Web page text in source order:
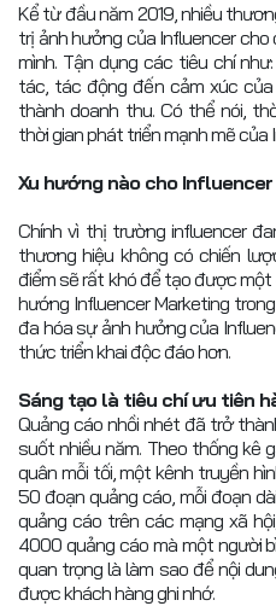
Kể từ đầu năm 2019, nhiều
trị ảnh hưởng của Influencer
mình. Tận dụng các tiêu chí
tác, tác động đến cảm xúc
thành doanh thu. Có thể nói,
thời gian phát triển mạnh mẽ của
Xu hướng nào cho
Chính vì thị trường influencer
thương hiệu không có chiến
điểm sẽ rất khó để tạo được một
hướng Influencer Marketing
đa hóa sự ảnh hưởng của
thức triển khai độc đáo hơn.
Sáng tạo là tiêu chí ưu tiên
Quảng cáo nhồi nhét đã trở
suốt nhiều năm. Theo thống kê
quân mỗi tối, một kênh truyền
50 đoạn quảng cáo, mỗi đoạn
quảng cáo trên các mạng xã
4000 quảng cáo mà một người
quan trọng là làm sao để nội
được khách hàng ghi nhớ.